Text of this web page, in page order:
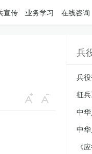
宣传 业务学习 在线咨询
兵
兵
征
中
中
《